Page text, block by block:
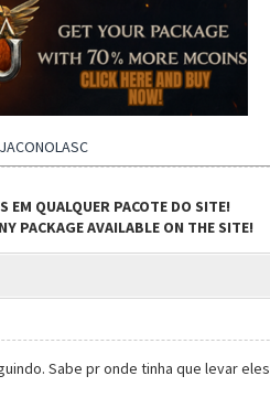
EM QUALQUER PACOTE DO SITE!
PACKAGE AVAILABLE ON THE SITE!
Sabe pr onde tinha que levar